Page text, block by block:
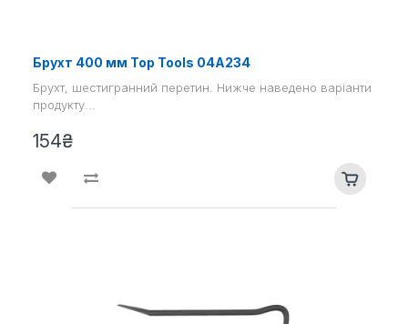
Брухт 400 мм Top Tools 04A234
Брухт, шестигранний перетин. Нижче наведено варіанти
продукту...
154₴